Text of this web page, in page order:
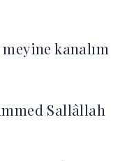
kanalım
Sallâllah